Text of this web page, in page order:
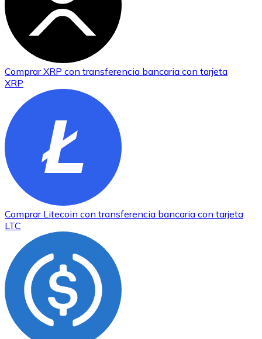
ComprarXRP con transferencia bancaria con tarjeta
XRP
Comprar Litecoin con transferencia bancaria con tarjeta
LTC